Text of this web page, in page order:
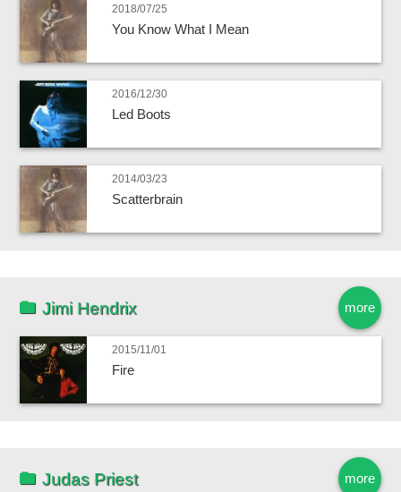
2018/07/25
You Know What I Mean
2016/12/30
Led Boots
2014/03/23
Scatterbrain
more
Jimi Hendrix
2015/11/01
Fire
more
Judas Priest